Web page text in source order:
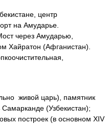
центр
на Амударье.
через Амударью,
Хайратон (Афганистан).
живой царь), памятник
(Узбекистан);
построек (в основном XIV